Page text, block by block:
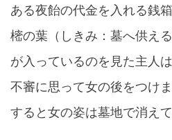
ある夜飴の代金を入れる銭
樒の葉（しきみ：墓へ供える
が入っているのを見た主人は
不審に思って女の後をつけま
すると女の姿は墓地で消え